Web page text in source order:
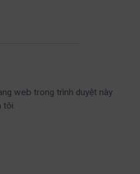
web trong trình duyệt này
tôi.